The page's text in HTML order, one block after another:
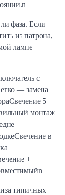
фаза. Если
из патрона,
лампе
с
— замена
5–
монтаж
—
в
+
типичных